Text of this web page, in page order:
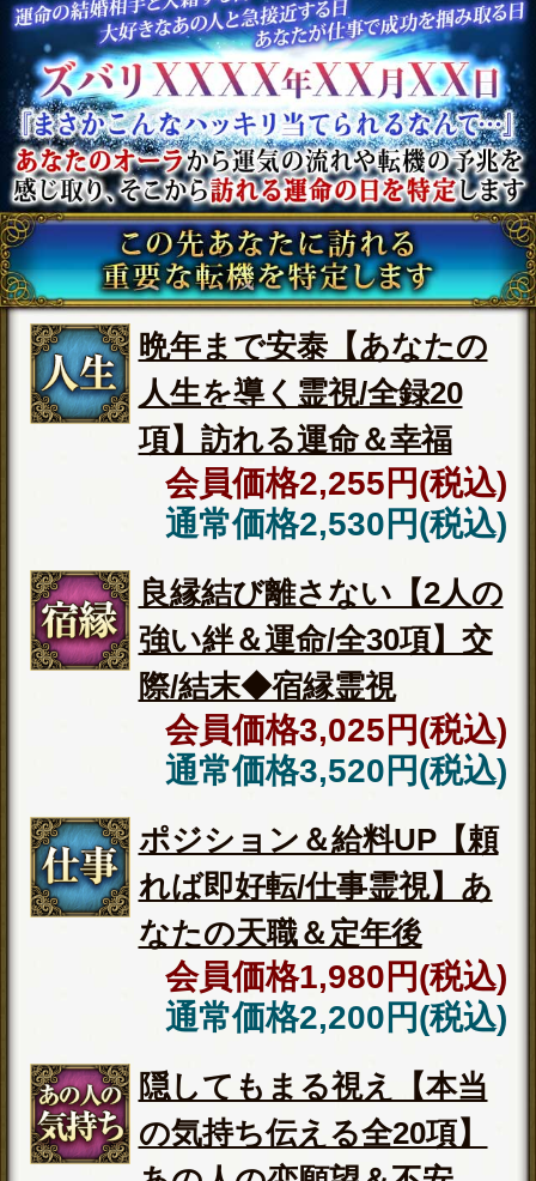
⇒【復縁成就霊視】想いが再び重な
る日まで特定◆あの人の未練＆愛結
末
◆これから仕事で飛躍して成功を掴
み取りたい方
⇒ポジション＆給料UP【頼れば即好
転/仕事霊視】あなたの天職＆定年後
◆不倫関係にある2人の現実と最後に
迎える運命をお伝えします
⇒不倫恋から脱却【略奪愛/成就霊
視】2人の絆＆愛を繋ぐ宿縁/軌跡/結
◆普段見せないあの人の夜の一面を
知りたい方
⇒エロすぎる裏本性【あの人が見せ
る夜の顔】SEX相性◆一線を越える